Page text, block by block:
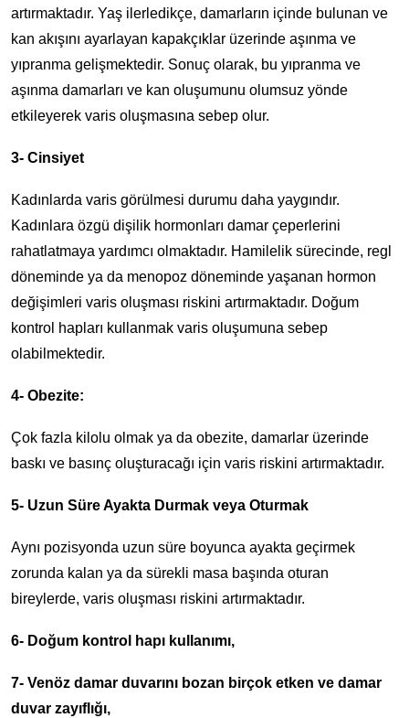
artırmaktadır. Yaş ilerledikçe, damarların içinde bulunan ve
kan akışını ayarlayan kapakçıklar üzerinde aşınma ve
yıpranma gelişmektedir. Sonuç olarak, bu yıpranma ve
aşınma damarları ve kan oluşumunu olumsuz yönde
etkileyerek varis oluşmasına sebep olur.
3- Cinsiyet
Kadınlarda varis görülmesi durumu daha yaygındır.
Kadınlara özgü dişilik hormonları damar çeperlerini
rahatlatmaya yardımcı olmaktadır. Hamilelik sürecinde, regl
döneminde ya da menopoz döneminde yaşanan hormon
değişimleri varis oluşması riskini artırmaktadır. Doğum
kontrol hapları kullanmak varis oluşumuna sebep
olabilmektedir.
4- Obezite:
Çok fazla kilolu olmak ya da obezite, damarlar üzerinde
baskı ve basınç oluşturacağı için varis riskini artırmaktadır.
5- Uzun Süre Ayakta Durmak veya Oturmak
Aynı pozisyonda uzun süre boyunca ayakta geçirmek
zorunda kalan ya da sürekli masa başında oturan
bireylerde, varis oluşması riskini artırmaktadır.
6- Doğum kontrol hapı kullanımı,
7- Venöz damar duvarını bozan birçok etken ve damar
duvar zayıflığı,